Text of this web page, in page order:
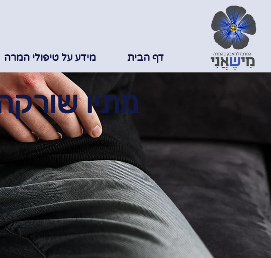
דף הבית מידע על טיפולי המרה
מתיו